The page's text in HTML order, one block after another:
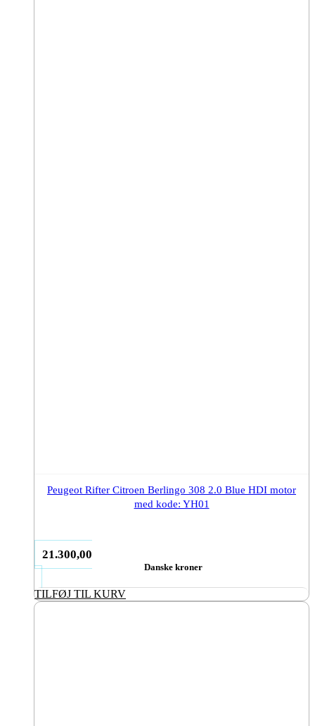
Peugeot Rifter Citroen Berlingo 308 2.0 Blue HDI motor
med kode: YH01
21.300,00
Danske kroner
TILFØJ TIL KURV